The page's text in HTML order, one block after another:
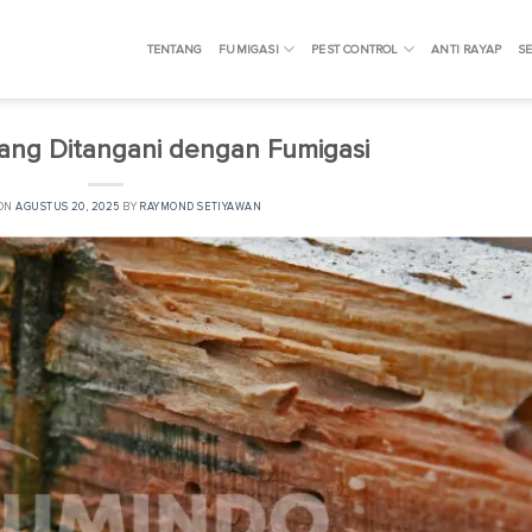
TENTANG FUMIGASI PEST CONTROL ANTI RAYAP
Ditangani dengan Fumigasi
AGUSTUS 20, 2025 BY RAYMOND SETIYAWAN